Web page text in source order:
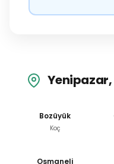
Bozüyük
Koç
Osmaneli